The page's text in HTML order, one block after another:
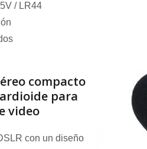
/ LR44
compacto
para
video
con un diseño